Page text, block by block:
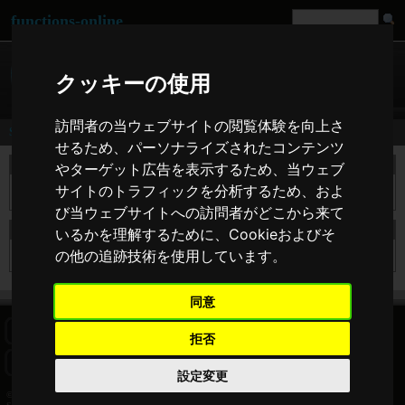
クッキーの使用
訪問者の当ウェブサイトの閲覧体験を向上さ
せるため、パーソナライズされたコンテンツ
やターゲット広告を表示するため、当ウェブ
サイトのトラフィックを分析するため、およ
び当ウェブサイトへの訪問者がどこから来て
いるかを理解するために、Cookieおよびそ
の他の追跡技術を使用しています。
同意
拒否
設定変更
functions-online
Search
take a search
search results for the
Sorry but for this searchterm there are no results.
SITEMAP IMPRINT COOKIE CONSENT
© 2026 Jan Bogutzki | PHP 7.3.27